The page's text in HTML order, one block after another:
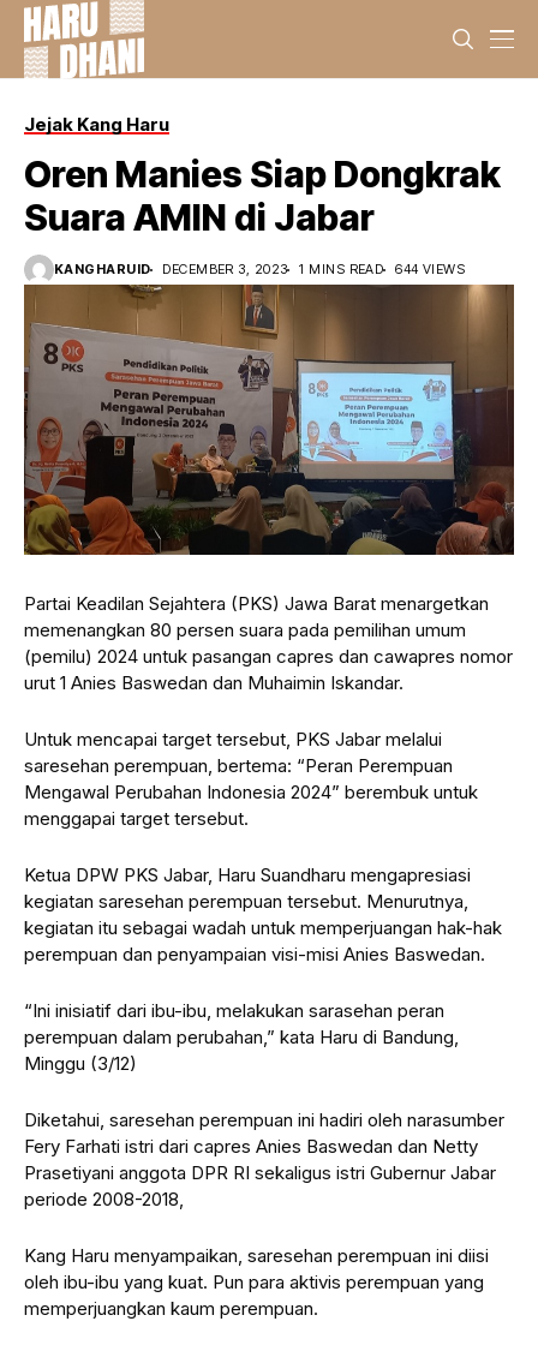
Jejak Kang Haru
Oren Manies Siap Dongkrak
Suara AMIN di Jabar
KANGHARUID DECEMBER 3, 2023 1 MINS READ 644 VIEWS
Partai Keadilan Sejahtera (PKS) Jawa Barat menargetkan
memenangkan 80 persen suara pada pemilihan umum
(pemilu) 2024 untuk pasangan capres dan cawapres nomor
urut 1 Anies Baswedan dan Muhaimin Iskandar.
Untuk mencapai target tersebut, PKS Jabar melalui
saresehan perempuan, bertema: “Peran Perempuan
Mengawal Perubahan Indonesia 2024” berembuk untuk
menggapai target tersebut.
Ketua DPW PKS Jabar, Haru Suandharu mengapresiasi
kegiatan saresehan perempuan tersebut. Menurutnya,
kegiatan itu sebagai wadah untuk memperjuangan hak-hak
perempuan dan penyampaian visi-misi Anies Baswedan.
“Ini inisiatif dari ibu-ibu, melakukan sarasehan peran
perempuan dalam perubahan,” kata Haru di Bandung,
Minggu (3/12)
Diketahui, saresehan perempuan ini hadiri oleh narasumber
Fery Farhati istri dari capres Anies Baswedan dan Netty
Prasetiyani anggota DPR RI sekaligus istri Gubernur Jabar
periode 2008-2018,
Kang Haru menyampaikan, saresehan perempuan ini diisi
oleh ibu-ibu yang kuat. Pun para aktivis perempuan yang
memperjuangkan kaum perempuan.